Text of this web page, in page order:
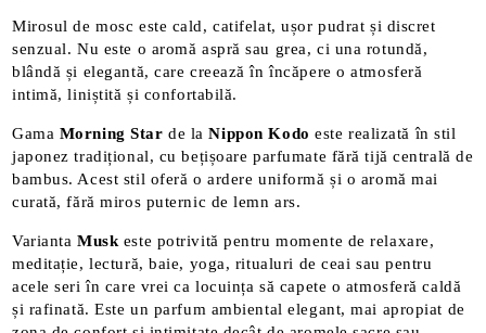
Mirosul de mosc este cald, catifelat, ușor pudrat și discret
senzual. Nu este o aromă aspră sau grea, ci una rotundă,
blândă și elegantă, care creează în încăpere o atmosferă
intimă, liniștită și confortabilă.
Gama Morning Star de laNippon Kodo este realizată în stil
japonez tradițional, cu bețișoare parfumate fără tijă centrală de
bambus. Acest stil oferă o ardere uniformă și o aromă mai
curată, fără miros puternic de lemn ars.
VariantaMusk este potrivită pentru momente de relaxare,
meditație, lectură, baie, yoga, ritualuri de ceai sau pentru
acele seri în care vrei ca locuința să capete o atmosferă caldă
și rafinată. Este un parfum ambiental elegant, mai apropiat de